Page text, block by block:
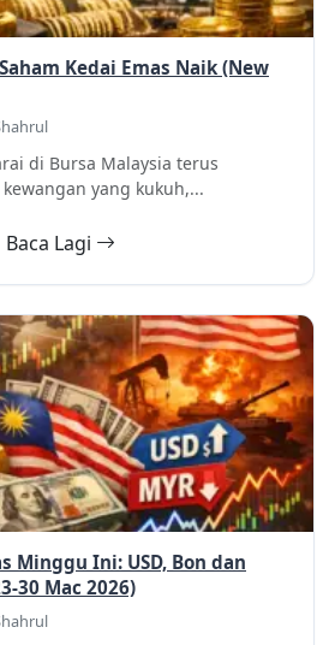
Kedai Emas Naik (New
di Bursa Malaysia terus
yang kukuh,...
Baca Lagi
Minggu Ini: USD, Bon dan
30 Mac 2026)